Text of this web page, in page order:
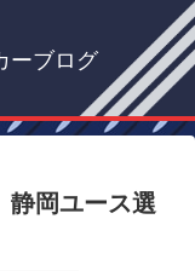
ーブログ
岡ユース選